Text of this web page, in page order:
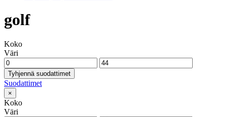
golf
Koko
Väri
Tyhjennä suodattimet
Suodattimet
×
Koko
Väri